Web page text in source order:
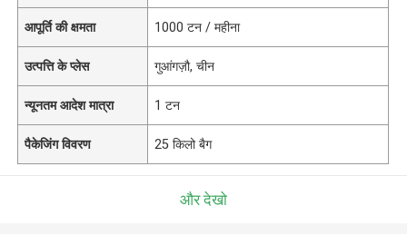
आपूर्ति की क्षमता 1000 टन / महीना
उत्पत्ति के प्लेस गुआंगज़ौ, चीन
न्यूनतम आदेश मात्रा 1 टन
पैकेजिंग विवरण 25 किलो बैग
और देखो